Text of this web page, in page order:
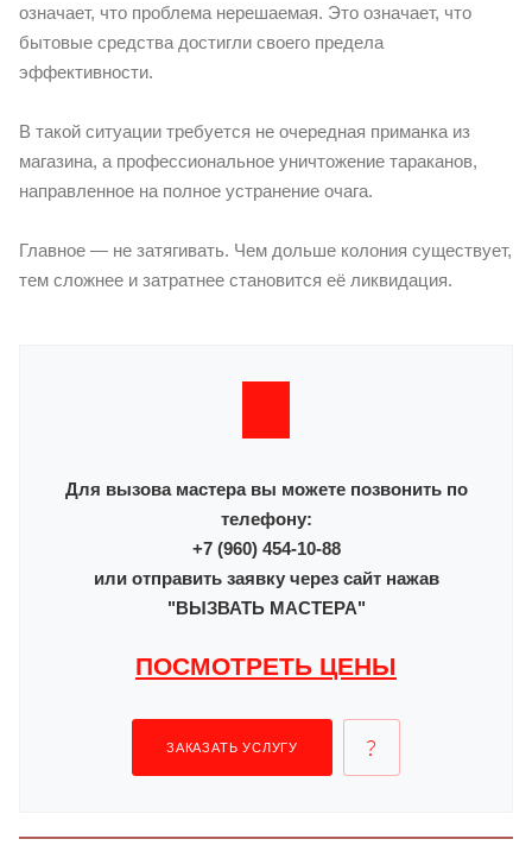
означает, что проблема нерешаемая. Это означает, что
бытовые средства достигли своего предела
эффективности.
В такой ситуации требуется не очередная приманка из
магазина, а профессиональное уничтожение тараканов,
направленное на полное устранение очага.
Главное — не затягивать. Чем дольше колония существует,
тем сложнее и затратнее становится её ликвидация.
Для вызова мастера вы можете позвонить по
телефону:
+7 (960) 454-10-88
или отправить заявку через сайт нажав
"ВЫЗВАТЬ МАСТЕРА"
ПОСМОТРЕТЬ ЦЕНЫ
ЗАКАЗАТЬ УСЛУГУ